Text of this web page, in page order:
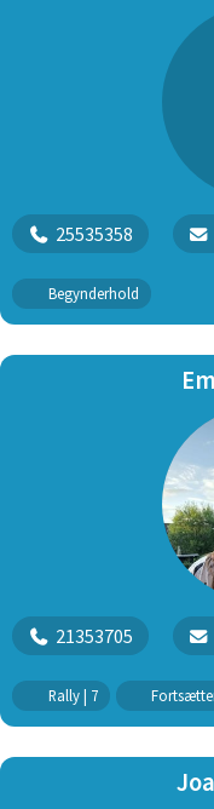
25535358
Begynderhold
21353705
Rally | 7